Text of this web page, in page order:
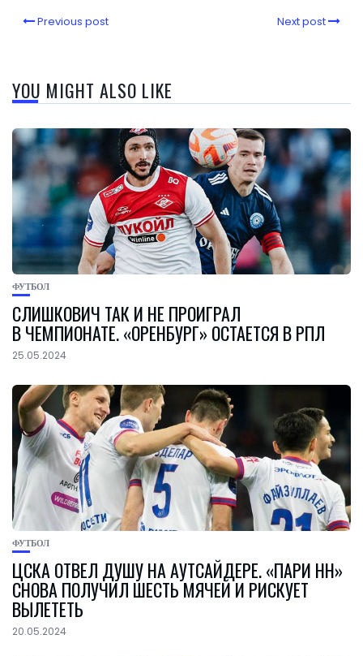
Previous post Next post
YOU MIGHT ALSO LIKE
ФУТБОЛ
СЛИШКОВИЧ ТАК И НЕ ПРОИГРАЛ
В ЧЕМПИОНАТЕ. «ОРЕНБУРГ» ОСТАЕТСЯ В РПЛ
25.05.2024
ФУТБОЛ
ЦСКА ОТВЕЛ ДУШУ НА АУТСАЙДЕРЕ. «ПАРИ НН»
СНОВА ПОЛУЧИЛ ШЕСТЬ МЯЧЕЙ И РИСКУЕТ
ВЫЛЕТЕТЬ
20.05.2024